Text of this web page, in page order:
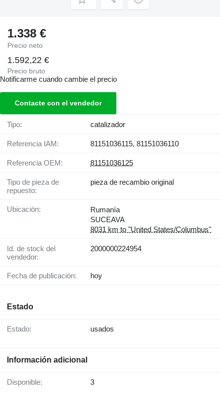
1.338 €
Precio neto
1.592,22 €
Precio bruto
Notificarme cuando cambie el precio
Contacte con el vendedor
Tipo: catalizador
Referencia IAM: 81151036115, 81151036110
Referencia OEM: 81151036125
Tipo de pieza de
repuesto:
pieza de recambio original
Ubicación:
Rumanía
SUCEAVA
8031 km to "United States/Columbus"
Id. de stock del
vendedor:
2000000224954
Fecha de publicación: hoy
Estado
Estado: usados
Información adicional
Disponible: 3